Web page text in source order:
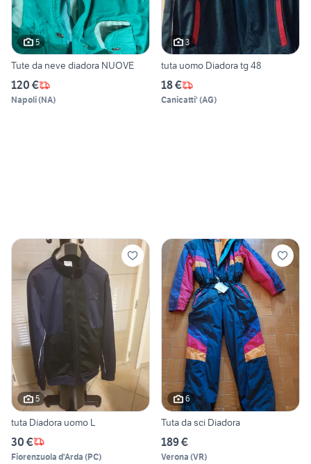
5
Tute da neve diadora NUOVE
120 €
Napoli(NA)
3
tuta uomo Diadora tg 48
18 €
Canicatti' (AG)
5
tuta Diadora uomo L
30 €
Fiorenzuola d'Arda (PC)
6
Tuta da sci Diadora
189 €
Verona (VR)